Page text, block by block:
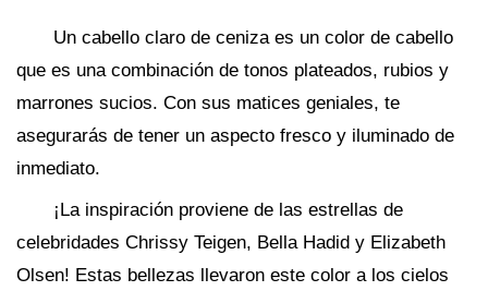
Un cabello claro de ceniza es un color de cabello
que es una combinación de tonos plateados, rubios y
marrones sucios. Con sus matices geniales, te
asegurarás de tener un aspecto fresco y iluminado de
inmediato.
¡La inspiración proviene de las estrellas de
celebridades Chrissy Teigen, Bella Hadid y Elizabeth
Olsen! Estas bellezas llevaron este color a los cielos